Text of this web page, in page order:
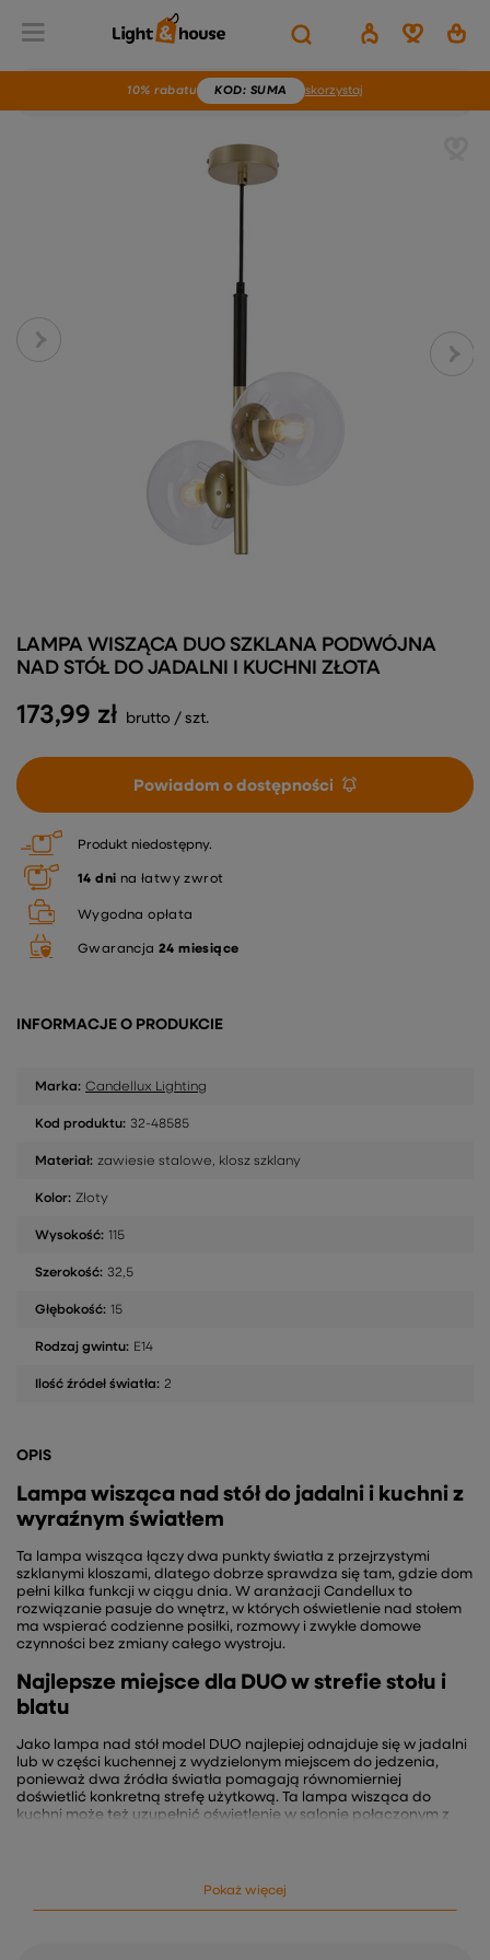
10% rabatu KOD: SUMA skorzystaj
173,99 zł brutto / szt.
Powiadom o dostępności
LAMPA WISZĄCA DUO SZKLANA PODWÓJNA
NAD STÓŁ DO JADALNI I KUCHNI ZŁOTA
Produkt niedostępny
14 dni na łatwy zwrot
Wygodna opłata
Gwarancja 24 miesiące
INFORMACJE O PRODUKCIE
Marka: Candellux Lighting
Kod produktu: 32-48585
Materiał: zawiesie stalowe, klosz szklany
Kolor: Złoty
Wysokość: 115
Szerokość: 32,5
Głębokość: 15
Rodzaj gwintu: E14
Ilość źródeł światła: 2
OPIS
Lampa wisząca nad stół do jadalni i kuchni z
wyraźnym światłem
Ta lampa wisząca łączy dwa punkty światła z przejrzystymi
szklanymi kloszami, dlatego dobrze sprawdza się tam, gdzie dom
pełni kilka funkcji w ciągu dnia. W aranżacji Candellux to
rozwiązanie pasuje do wnętrz, w których oświetlenie nad stołem
ma wspierać codzienne posiłki, rozmowy i zwykłe domowe
czynności bez zmiany całego wystroju.
Najlepsze miejsce dla DUO w strefie stołu i
blatu
Jako lampa nad stół model DUO najlepiej odnajduje się w jadalni
lub w części kuchennej z wydzielonym miejscem do jedzenia,
ponieważ dwa źródła światła pomagają równomierniej
doświetlić konkretną strefę użytkową. Ta lampa wisząca do
kuchni może też uzupełnić oświetlenie w salonie połączonym z
wisząca złota oraz lampa wisząca szklana, więc łatwo zestawić
Pokaż więcej